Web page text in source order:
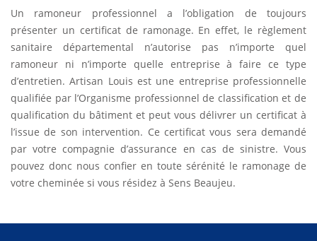
Un ramoneur professionnel a l’obligation de toujours
présenter un certificat de ramonage. En effet, le règlement
sanitaire départemental n’autorise pas n’importe quel
ramoneur ni n’importe quelle entreprise à faire ce type
d’entretien. Artisan Louis est une entreprise professionnelle
qualifiée par l’Organisme professionnel de classification et de
qualification du bâtiment et peut vous délivrer un certificat à
l’issue de son intervention. Ce certificat vous sera demandé
par votre compagnie d’assurance en cas de sinistre. Vous
pouvez donc nous confier en toute sérénité le ramonage de
votre cheminée si vous résidez à Sens Beaujeu.